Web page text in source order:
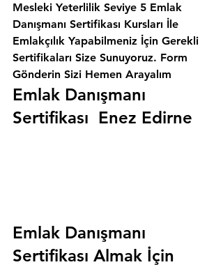
Mesleki Yeterlilik Seviye 5 Emlak
Danışmanı Sertifikası Kursları İle
Emlakçılık Yapabilmeniz İçin Gerekli
Sertifikaları Size Sunuyoruz. Form
Gönderin Sizi Hemen Arayalım
Emlak Danışmanı
Sertifikası  Enez Edirne
Emlak Danışmanı
Sertifikası Almak İçin